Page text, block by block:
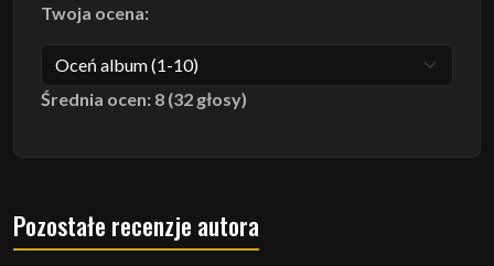
Twoja ocena:
Średnia ocen: 8 (32 głosy)
Pozostałe recenzje autora